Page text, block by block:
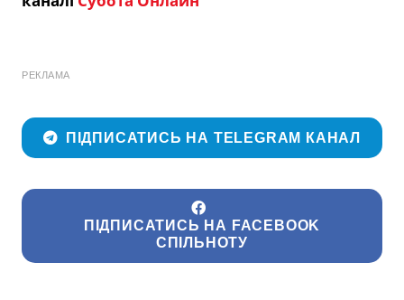
РЕКЛАМА
ПІДПИСАТИСЬ НА TELEGRAM КАНАЛ
ПІДПИСАТИСЬ НА FACEBOOK
СПІЛЬНОТУ